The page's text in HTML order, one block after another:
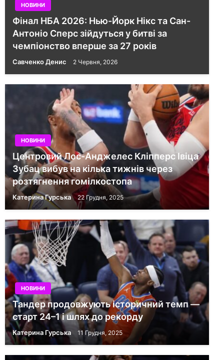
НОВИНИ
Фінал НБА 2026: Нью-Йорк Нікс та Сан-
Антоніо Сперс зійдуться у битві за
чемпіонство вперше за 27 років
Савченко Денис 2 Червня, 2026
НОВИНИ
Центровий Лос-Анджелес Кліпперс Івіца
Зубац вибув на кілька тижнів через
розтягнення гомілкостопа
Катерина Гурська 22 Грудня, 2025
НОВИНИ
Тандер продовжують історичний темп —
старт 24–1 і шлях до рекорду
Катерина Гурська 11 Грудня, 2025